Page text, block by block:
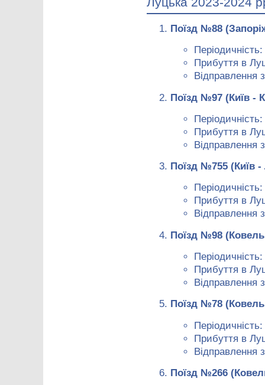
Поїзд №88
Прибуття в
Відправлення
Поїзд №97 (Київ -
Прибуття в
Відправлення
Поїзд №755 (Київ -
Прибуття в
Відправлення
Поїзд №98 (Ковель
Прибуття в
Відправлення
Поїзд №78
Прибуття в
Відправлення
Поїзд №266